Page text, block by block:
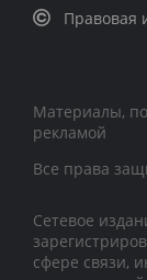
Правовая
Материалы,
рекламой
Все права
Сетевое
сфере связи,